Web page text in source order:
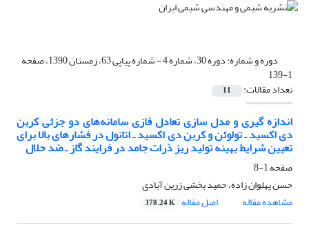
دوره و شماره: دوره 30، شماره 4 - شماره پیاپی 63، زمستان 1390، صفحه
1-139
تعداد مقالات: 11
اندازه گیری و مدل سازی تعادل فازی سامانه‌های دو جزئی کربن
دی اکسید ـ تولوئن و کربن دی اکسید ـ اتانول در فشارهای بالا برای
تعیین شرایط بهینه تولید ریز ذرات جامد در فرایند گاز ـ ضد حلال
صفحه1-8
حسن پهلوان زاده، حمید بخشی زرین آبادی
مشاهده مقاله
اصل مقاله 378.24 K